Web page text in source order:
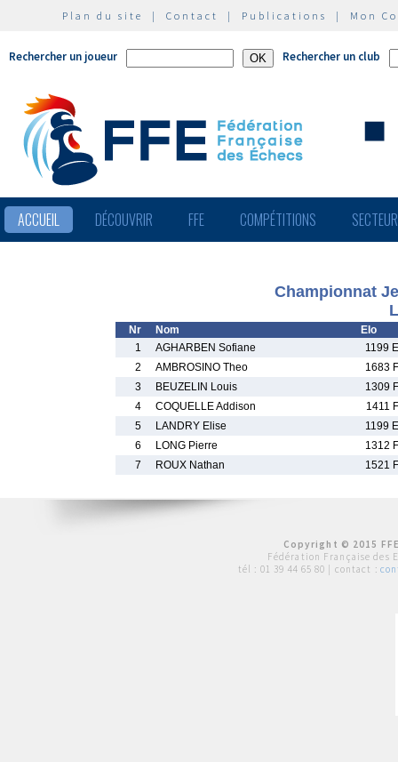
Plan du site | Contact | Publications | Mon
Rechercher un joueur Rechercher un club
ACCUEIL DÉCOUVRIR FFE COMPÉTITIONS
Championnat
Nr Nom
Elo
1
AGHARBEN Sofiane
1199 E
2
AMBROSINO Theo
1683 F
3
BEUZELIN Louis
1309 F
4
COQUELLE Addison
1411 F
5
LANDRY Elise
1199 E
6
LONG Pierre
1312 F
7
ROUX Nathan 1521 F
Copyright © 2015
Fédération Française des
tél : 01 39 44 65 80 | contact :